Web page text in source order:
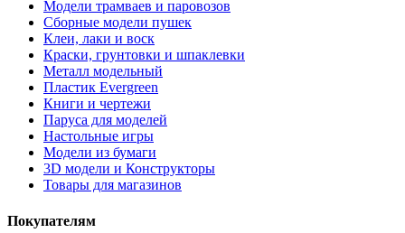
Модели трамваев и паровозов
Сборные модели пушек
Клеи, лаки и воск
Краски, грунтовки и шпаклевки
Металл модельный
Пластик Evergreen
Книги и чертежи
Паруса для моделей
Настольные игры
Модели из бумаги
3D модели и Конструкторы
Товары для магазинов
Покупателям